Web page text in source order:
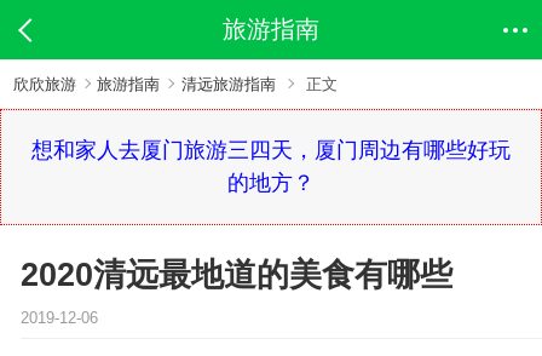
旅游指南
欣欣旅游 旅游指南 清远旅游指南 正文
想和家人去厦门旅游三四天，厦门周边有哪些好玩
的地方？
2020清远最地道的美食有哪些
2019-12-06